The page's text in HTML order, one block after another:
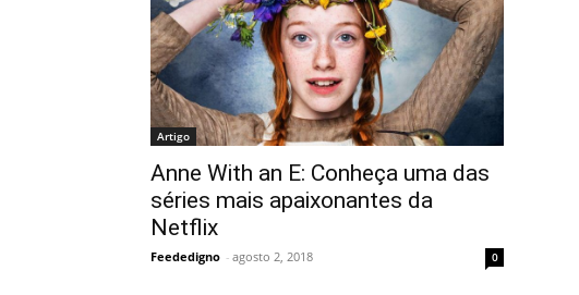
Artigo
Anne With an E: Conheça uma das
séries mais apaixonantes da
Netflix
Feededigno - agosto 2, 2018 0